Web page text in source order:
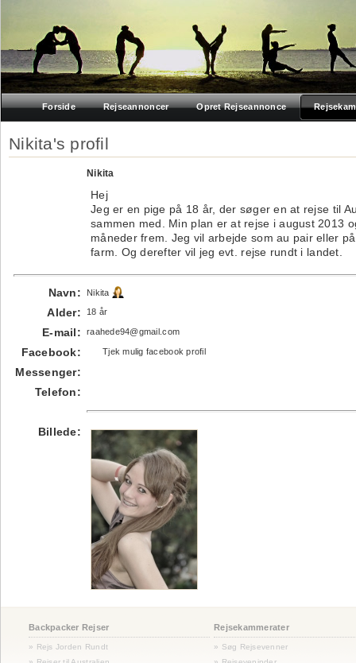
Forside Rejseannoncer Opret Rejseannonce
Nikita's profil
Nikita
Hej
Jeg er en pige på 18 år, der søger en at rejse til
sammen med. Min plan er at rejse i august 2013
måneder frem. Jeg vil arbejde som au pair eller
farm. Og derefter vil jeg evt. rejse rundt i landet.
Navn: Nikita
Alder: 18 år
E-mail: raahede94@gmail.com
Facebook: Tjek mulig facebook profil
Messenger:
Telefon:
Billede:
Backpacker Rejser Rejsekammerater
» Rejs Jorden Rundt
» Søg Rejsevenner